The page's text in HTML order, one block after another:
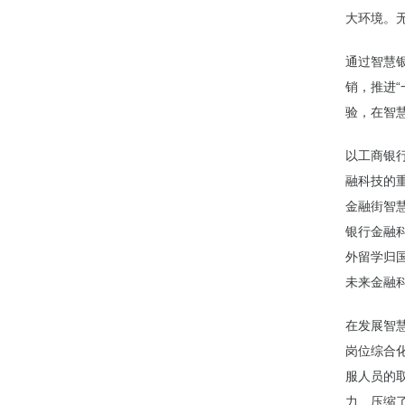
大环境。
通过智慧
销，推进
验，在智
以工商银
融科技的
金融街智
银行金融
外留学归
未来金融
在发展智
岗位综合
服人员的
力、压缩